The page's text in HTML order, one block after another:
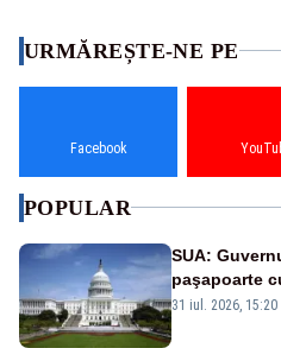
URMĂREȘTE-NE PE
Facebook
POPULAR
SUA:
paşapoarte
începând cu
31 iul. 2026, 15:20